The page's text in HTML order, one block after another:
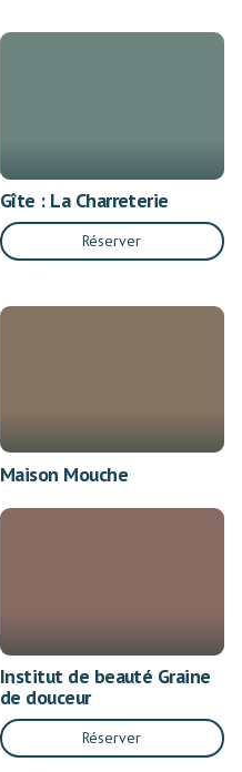
Gîte : La Charreterie
Réserver
Maison Mouche
Institut de beauté Graine
de douceur
Réserver